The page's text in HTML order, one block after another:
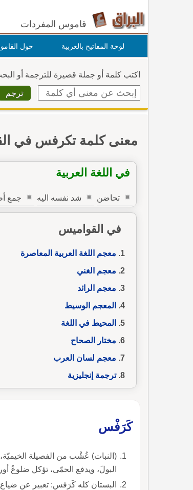
قاموس المفردات
لوحة المفاتيح بالعربية حول
اكتب كلمة أو جملة قصيرة للترجمة أو
معنى كلمة تكرفس في
في اللغة العربية
تحاضن شد نفسه اليه جمع
في القواميس
معجم اللغة العربية المعاصرة
معجم الغني
معجم الرائد
المعجم الوسيط
المحيط في اللغة
مختار الصحاح
معجم لسان العرب
ترجمة إنجليزية
كَرَفْس
(النبات) عُشْب من الفصيلة
البولَ، ويدفع الحمّى، تؤكل ضلوعُ
البستان كله كَرَفس: تعبير عن ضياع